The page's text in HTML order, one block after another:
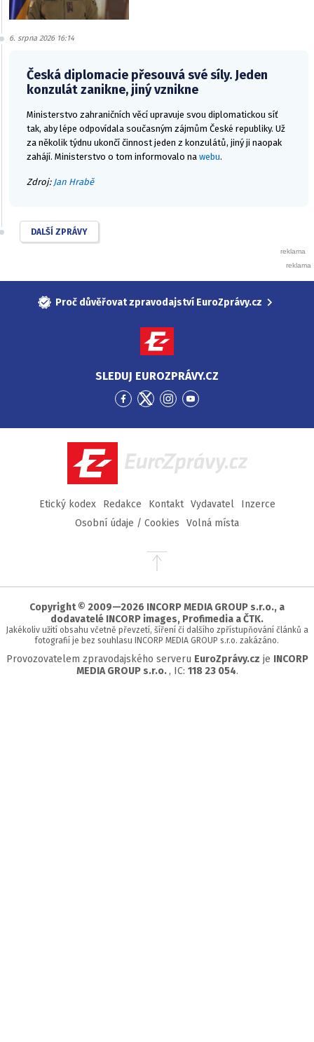
6. srpna 2026 16:14
Česká diplomacie přesouvá své síly. Jeden
konzulát zanikne, jiný vznikne
Ministerstvo zahraničních věcí upravuje svou diplomatickou síť
tak, aby lépe odpovídala současným zájmům České republiky. Už
za několik týdnu ukončí činnost jeden z konzulátů, jiný ji naopak
zahájí. Ministerstvo o tom informovalo na webu.
Zdroj: Jan Hrabě
DALŠÍ ZPRÁVY
Proč důvěřovat zpravodajství EuroZprávy.cz
SLEDUJ EUROZPRÁVY.CZ
Přejít
Facebook
Přejít
Twitter
Přejít
Instagram
Přejít
YouTube
EuroZprávy.cz
Etický kodex Redakce Kontakt Vydavatel
Inzerce
Osobní údaje / Cookies
Volná místa
Přejít
stránky
Copyright © 2009—2026 INCORP MEDIA GROUP s.r.o., a
dodavatelé INCORP images, Profimedia a ČTK.
Jakékoliv užití obsahu včetně převzetí, šíření či dalšího zpřístupňování článků a
fotografií je bez souhlasu INCORP MEDIA GROUP s.r.o. zakázáno.
Provozovatelem zpravodajského serveru EuroZprávy.cz je INCORP
MEDIA GROUP s.r.o. , IC: 118 23 054.